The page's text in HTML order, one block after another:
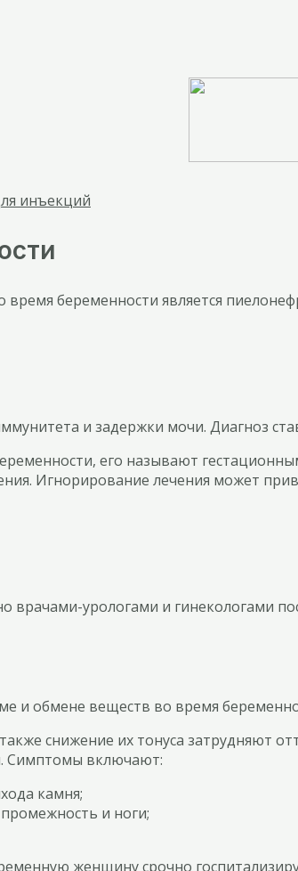
инъекций
беременности является
и задержки мочи. Диагноз
его называют
Игнорирование лечения может
врачами-урологами и гинекологами
и обмене веществ во время
снижение их тонуса затрудняют
Симптомы включают:
камня;
и ноги;
женщину срочно